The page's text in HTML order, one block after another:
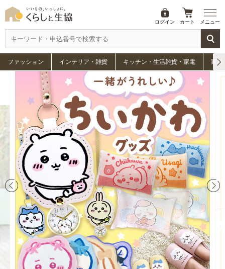
ログイン カート メニュー
ファッション インテリア・雑貨 キッチン・生活雑貨・家電 家具